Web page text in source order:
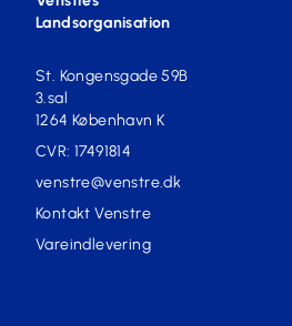
Landsorganisation
St. Kongensgade 59B
3.sal
1264 København K
CVR: 17491814
venstre@venstre.dk
Kontakt Venstre
Vareindlevering